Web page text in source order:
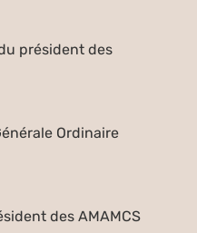
président des
Ordinaire
des AMAMCS